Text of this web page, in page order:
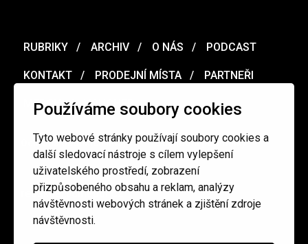
Používáme soubory cookies
Tyto webové stránky používají soubory cookies a
další sledovací nástroje s cílem vylepšení
uživatelského prostředí, zobrazení
přizpůsobeného obsahu a reklam, analýzy
návštěvnosti webových stránek a zjištění zdroje
návštěvnosti.
RUBRIKY ARCHIV O NÁS PODCAST
KONTAKT PRODEJNÍ MÍSTA PARTNEŘI
MERCH VOUCHER
Ochrana osobních údajů / Obchodní podmínky
redakce@cinepur.cz